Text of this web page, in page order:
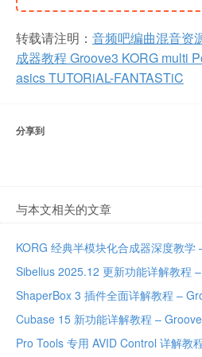
转载请注明： 音频吧编曲混音资
成器教程 Groove3 KORG multi
asics TUTORiAL-FANTASTiC
分享到
与本文相关的文章